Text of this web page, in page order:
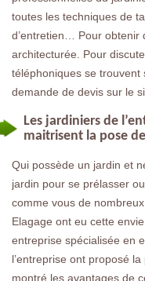
toutes les techniques de
d’entretien… Pour obtenir
architecturée. Pour
téléphoniques se trouvent
demande de devis sur le
Les jardiniers de
maitrisent la pose
Qui possède un jardin et
jardin pour se prélasser
comme vous de
Elagage ont eu cette
entreprise spécialisée en
l’entreprise ont proposé
montré les avantages de